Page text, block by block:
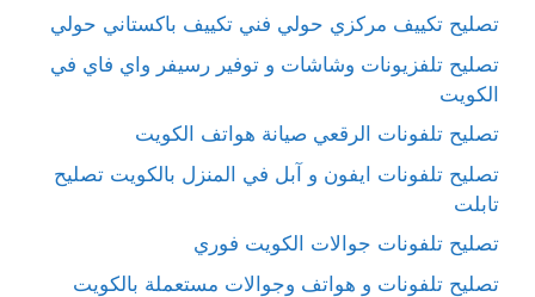
تصليح تكييف مركزي حولي فني تكييف باكستاني حولي
تصليح تلفزيونات وشاشات و توفير رسيفر واي فاي في
الكويت
تصليح تلفونات الرقعي صيانة هواتف الكويت
تصليح تلفونات ايفون و آبل في المنزل بالكويت تصليح
تابلت
تصليح تلفونات جوالات الكويت فوري
تصليح تلفونات و هواتف وجوالات مستعملة بالكويت